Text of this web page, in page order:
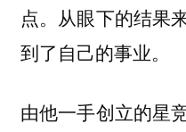
点。从眼下的结果
到了自己的事业。
由他一手创立的星